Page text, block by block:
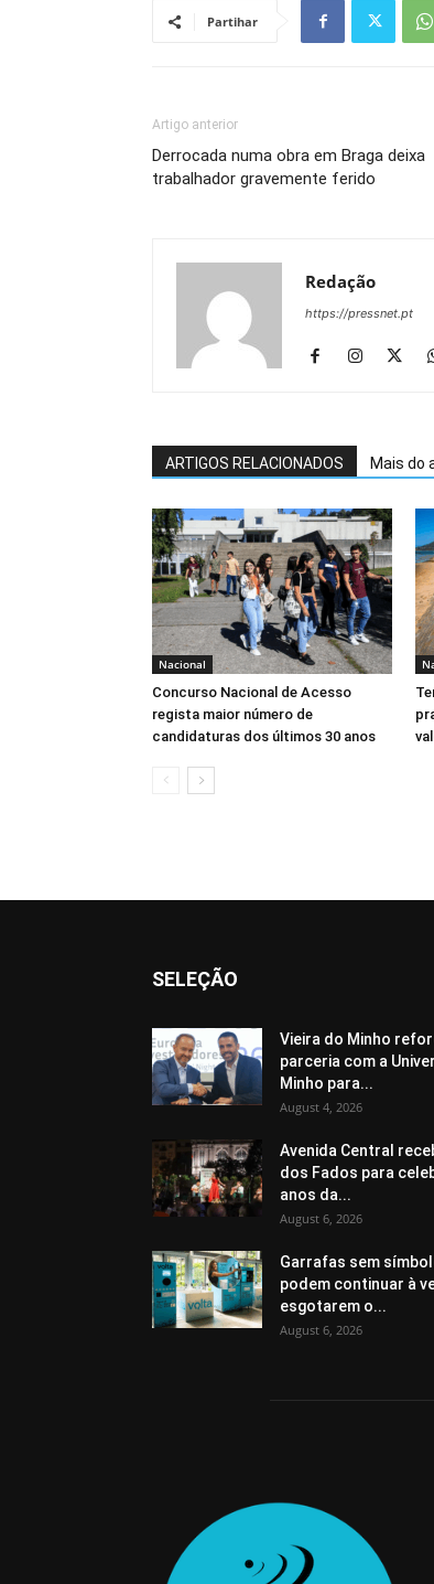
Partihar
Artigo anterior
Derrocada numa obra em Braga deixa
trabalhador gravemente ferido
Redação
https://pressnet.pt
ARTIGOS RELACIONADOS Mais do
Nacional
Concurso Nacional de Acesso
regista maior número de
candidaturas dos últimos 30 anos
SELEÇÃO
Vieira do Minho
parceria com a
Minho para...
August 4, 2026
Avenida Central
dos Fados para
anos da...
August 6, 2026
Garrafas sem
podem continuar à
esgotarem o...
August 6, 2026